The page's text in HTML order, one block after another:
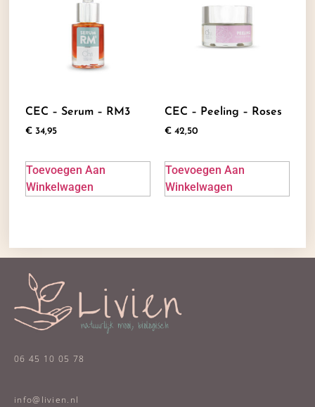
CEC – Serum – RM3
€ 34,95
Toevoegen Aan
Winkelwagen
CEC – Peeling – Roses
€ 42,50
Toevoegen Aan
Winkelwagen
06 45 10 05 78
info@livien.nl